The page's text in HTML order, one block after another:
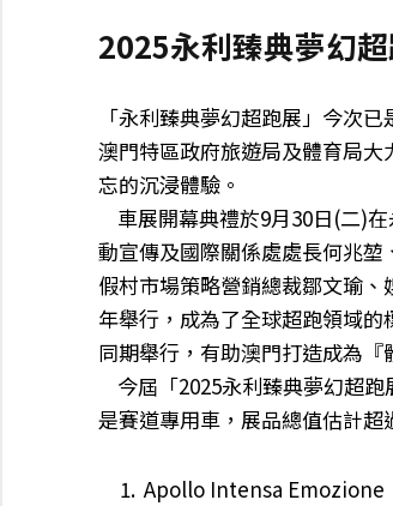
2025永利臻典夢幻
「永利臻典夢幻超跑展」今次
澳門特區政府旅遊局及體育局
忘的沉浸體驗。
車展開幕典禮於9月30日(二)
動宣傳及國際關係處處長何兆
假村市場策略營銷總裁鄒文瑜
年舉行，成為了全球超跑領域
同期舉行，有助澳門打造成為『
今屆「2025永利臻典夢幻超
是賽道專用車，展品總值估計超
Apollo Intensa